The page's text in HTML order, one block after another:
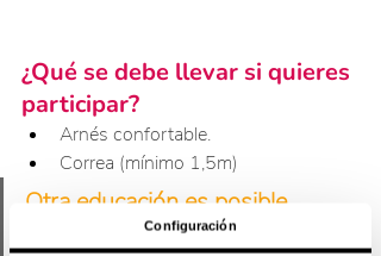
¿Qué se debe llevar si quieres
participar?
Arnés confortable.
Correa (mínimo 1,5m)
Otra educación es posible.
Equipo Buchitos.
Configuración